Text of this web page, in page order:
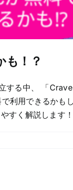
も！？
る中、 「
用できるかも
すく解説します